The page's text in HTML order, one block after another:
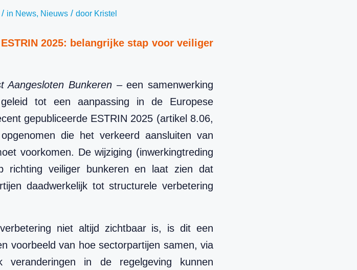
/ in News, Nieuws / door Kristel
2025: belangrijke stap voor veiliger
Aangesloten Bunkeren– een samenwerking
tot een aanpassing in de Europese
gepubliceerde ESTRIN 2025 (artikel 8.06,
die het verkeerd aansluiten van
voorkomen. De wijziging (inwerkingtreding
richting veiliger bunkeren en laat zien dat
daadwerkelijk tot structurele verbetering
niet altijd zichtbaar is, is dit een
voorbeeld van hoe sectorpartijen samen, via
veranderingen in de regelgeving kunnen